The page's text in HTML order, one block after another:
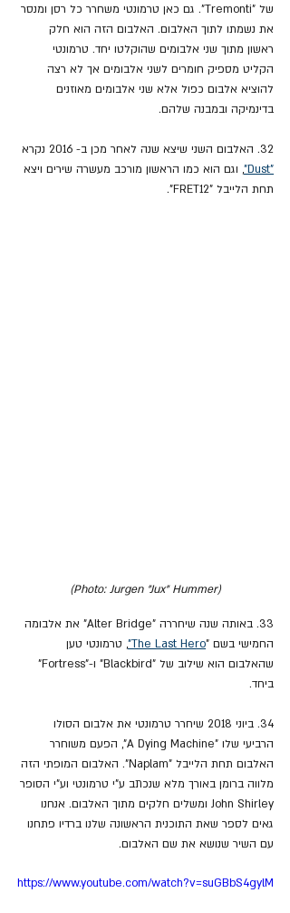
של "Tremonti". גם כאן טרמונטי משחרר כל רסן ומנסר
את נשמתו לתוך האלבום. האלבום הזה הוא חלק
ראשון מתוך שני אלבומים שהוקלטו יחד. טרמונטי
הקליט מספיק חומרים לשני אלבומים אך לא רצה
להוציא אלבום כפול אלא שני אלבומים מאוזנים
בדינמיקה ובמבנה שלהם.
32. האלבום השני שיצא שנה לאחר מכן ב- 2016 נקרא
"Dust"
, וגם הוא כמו הראשון מורכב מעשרה שירים ויצא
תחת הלייבל "FRET12".
(Photo: Jurgen "Jux" Hummer)
33. באותה שנה שיחררה "Alter Bridge" את אלבומה
החמישי בשם "The Last Hero" , טרמונטי טען
שהאלבום הוא שילוב של "Blackbird" ו-"Fortress"
ביחד.
34. ביוני 2018 שיחרר טרמונטי את אלבום הסולו
הרביעי שלו "A Dying Machine", הפעם משוחרר
האלבום תחת הלייבל "Naplam". האלבום המופתי הזה
מלווה ברומן באורך מלא שנכתב ע"י טרמונטי וע"י הסופר
John Shirley ומשלים חלקים מתוך האלבום. אנחנו
גאים לספר שאת התוכנית הראשונה שלנו ברדיו פתחנו
עם השיר שנושא את שם האלבום.
https://www.youtube.com/watch?v=suGBbS4gylM